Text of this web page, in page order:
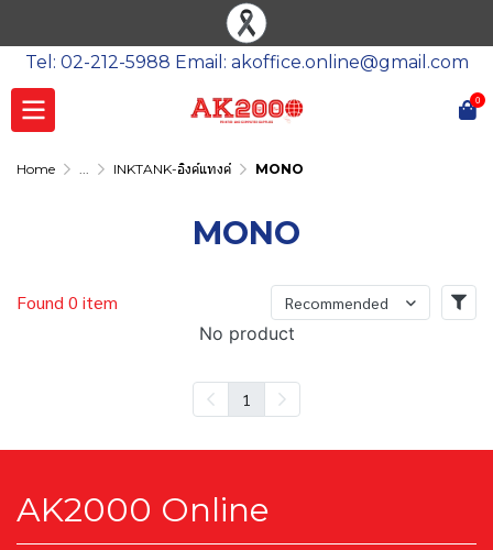
Tel: 02-212-5988 Email: akoffice.online@gmail.com
0
Home ... INKTANK-อิงค์แทงค์ MONO
MONO
Found 0 item Recommended
No product
1
AK2000 Online